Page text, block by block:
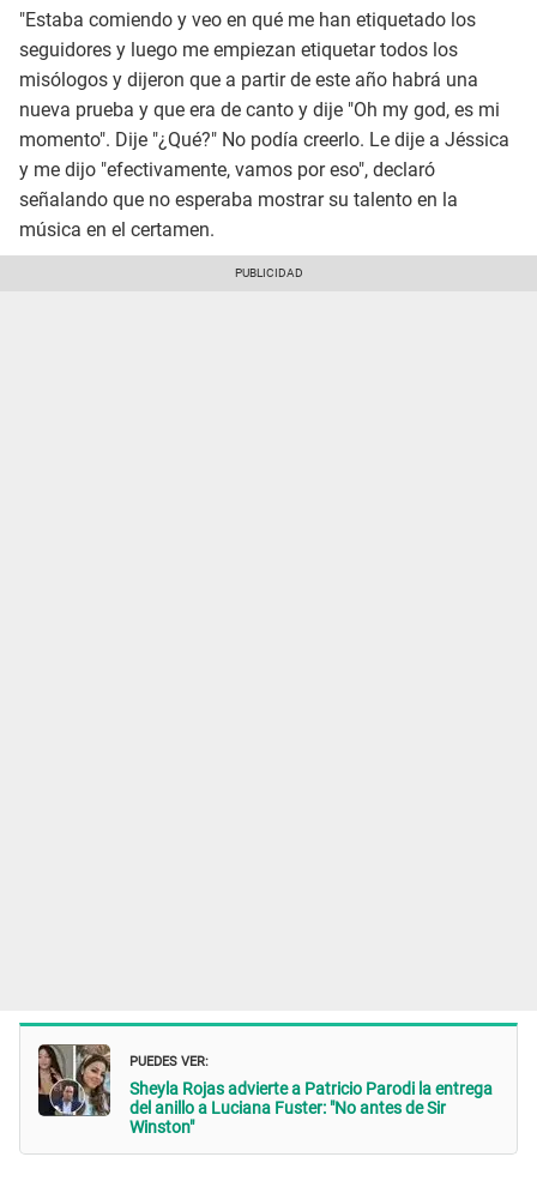
"Estaba comiendo y veo en qué me han etiquetado los
seguidores y luego me empiezan etiquetar todos los
misólogos y dijeron que a partir de este año habrá una
nueva prueba y que era de canto y dije "Oh my god, es mi
momento". Dije "¿Qué?" No podía creerlo. Le dije a Jéssica
y me dijo "efectivamente, vamos por eso", declaró
señalando que no esperaba mostrar su talento en la
música en el certamen.
PUEDES VER:
Sheyla Rojas advierte a Patricio Parodi la entrega
del anillo a Luciana Fuster: "No antes de Sir
Winston"